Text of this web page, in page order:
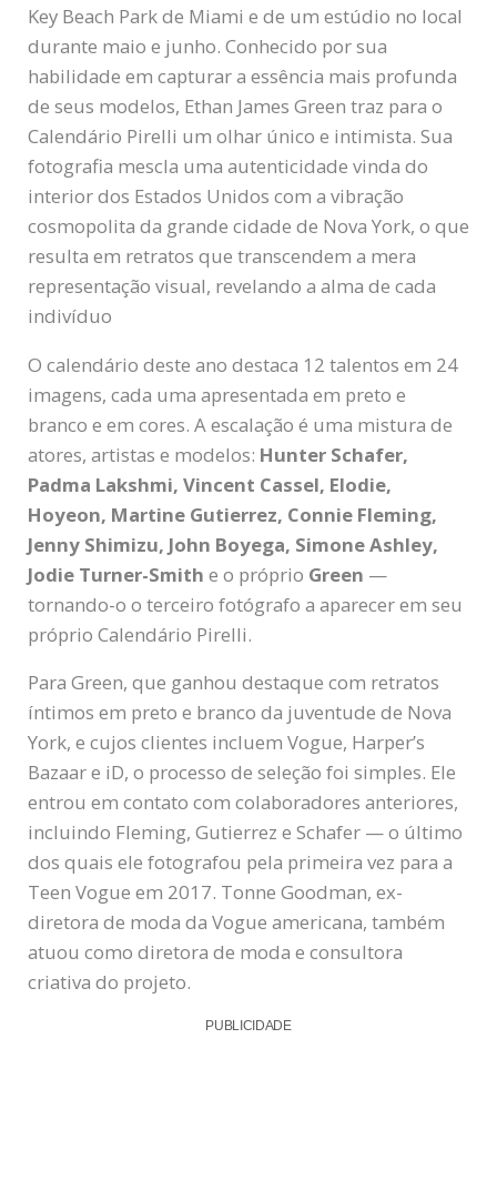
Key Beach Park de Miami e de um estúdio no local
durante maio e junho. Conhecido por sua
habilidade em capturar a essência mais profunda
de seus modelos, Ethan James Green traz para o
Calendário Pirelli um olhar único e intimista. Sua
fotografia mescla uma autenticidade vinda do
interior dos Estados Unidos com a vibração
cosmopolita da grande cidade de Nova York, o que
resulta em retratos que transcendem a mera
representação visual, revelando a alma de cada
indivíduo
O calendário deste ano destaca 12 talentos em 24
imagens, cada uma apresentada em preto e
branco e em cores. A escalação é uma mistura de
atores, artistas e modelos: Hunter Schafer,
Padma Lakshmi, Vincent Cassel, Elodie,
Hoyeon, Martine Gutierrez, Connie Fleming,
Jenny Shimizu, John Boyega, Simone Ashley,
Jodie Turner-Smith e o próprio Green —
tornando-o o terceiro fotógrafo a aparecer em seu
próprio Calendário Pirelli.
Para Green, que ganhou destaque com retratos
íntimos em preto e branco da juventude de Nova
York, e cujos clientes incluem Vogue, Harper’s
Bazaar e iD, o processo de seleção foi simples. Ele
entrou em contato com colaboradores anteriores,
incluindo Fleming, Gutierrez e Schafer — o último
dos quais ele fotografou pela primeira vez para a
Teen Vogue em 2017. Tonne Goodman, ex-
diretora de moda da Vogue americana, também
atuou como diretora de moda e consultora
criativa do projeto.
PUBLICIDADE